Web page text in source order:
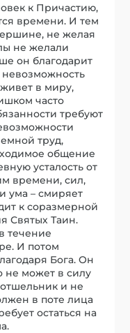
к Причастию,
времени. И тем
не желая
не желали
он благодарит
невозможность
живет в миру,
часто
требуют
труд,
общение
усталость от
времени, сил,
ума – смиряет
к соразмерной
Святых Таин.
течение
И потом
Бога. Он
не может в силу
и не
в поте лица
остаться на